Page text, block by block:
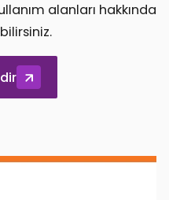
alanları hakkında